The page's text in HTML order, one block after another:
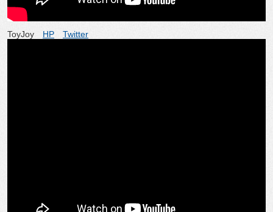
ToyJoy HP Twitter